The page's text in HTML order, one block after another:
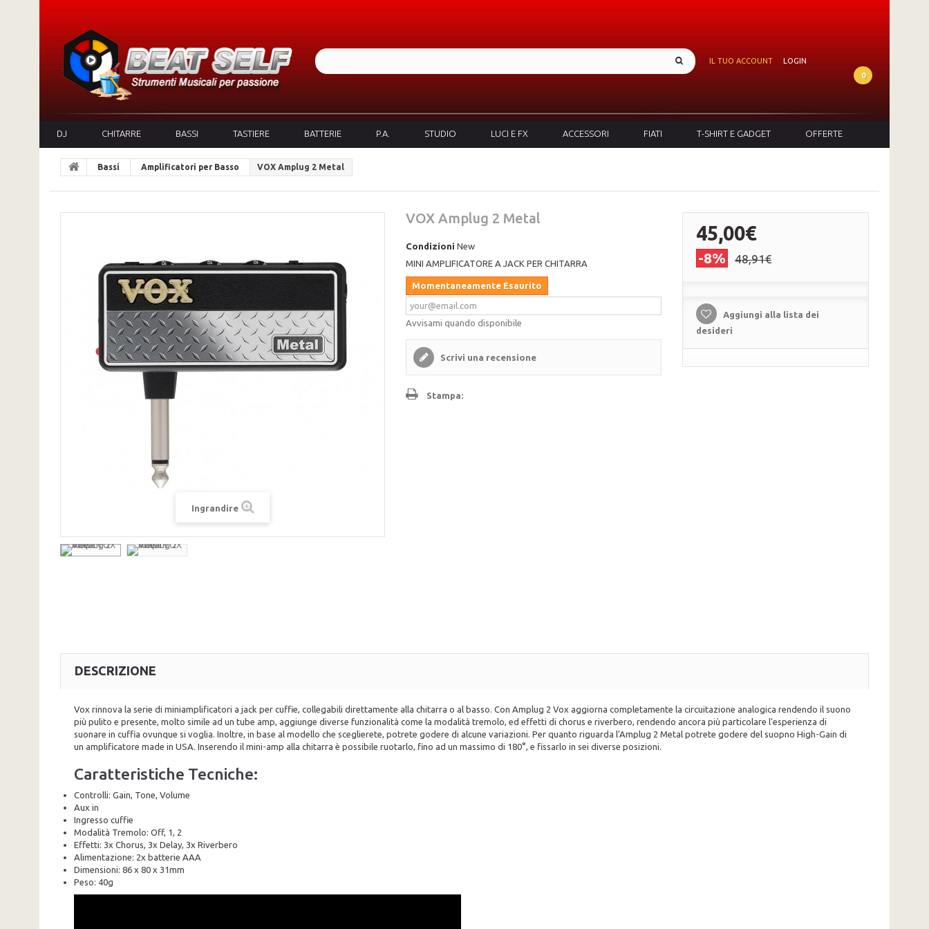
IL TUO ACCOUNT
LOGIN
0
DJ CHITARRE BASSI TASTIERE BATTERIE P.A. STUDIO LUCI E FX ACCESSORI FIATI T-SHIRT E GADGET OFFERTE
Bassi Amplificatori per Basso VOX Amplug 2 Metal
Ingrandire
VOX Amplug 2 Metal
Condizioni New
MINI AMPLIFICATORE A JACK PER CHITARRA
Momentaneamente Esaurito
Avvisami quando disponibile
Scrivi una recensione
Stampa:
45,00€
-8% 48,91€
Aggiungi alla lista dei
desideri
DESCRIZIONE
Vox rinnova la serie di miniamplificatori a jack per cuffie, collegabili direttamente alla chitarra o al basso. Con Amplug 2 Vox aggiorna completamente la circuitazione analogica rendendo il suono
più pulito e presente, molto simile ad un tube amp, aggiunge diverse funzionalità come la modalità tremolo, ed effetti di chorus e riverbero, rendendo ancora più particolare l'esperienza di
suonare in cuffia ovunque si voglia. Inoltre, in base al modello che sceglierete, potrete godere di alcune variazioni. Per quanto riguarda l'Amplug 2 Metal potrete godere del suopno High-Gain di
un amplificatore made in USA. Inserendo il mini-amp alla chitarra è possibile ruotarlo, fino ad un massimo di 180°, e fissarlo in sei diverse posizioni.
Caratteristiche Tecniche:
Controlli: Gain, Tone, Volume
Aux in
Ingresso cuffie
Modalità Tremolo: Off, 1, 2
Effetti: 3x Chorus, 3x Delay, 3x Riverbero
Alimentazione: 2x batterie AAA
Dimensioni: 86 x 80 x 31mm
Peso: 40g